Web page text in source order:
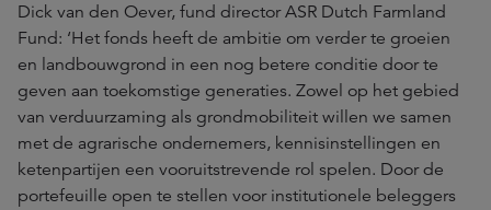
Dick van den Oever, fund director ASR Dutch Farmland
Fund: ‘Het fonds heeft de ambitie om verder te groeien
en landbouwgrond in een nog betere conditie door te
geven aan toekomstige generaties. Zowel op het gebied
van verduurzaming als grondmobiliteit willen we samen
met de agrarische ondernemers, kennisinstellingen en
ketenpartijen een vooruitstrevende rol spelen. Door de
portefeuille open te stellen voor institutionele beleggers